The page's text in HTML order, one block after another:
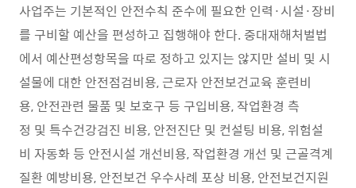
사업주는 기본적인 안전수칙 준수에 필요한 인력·시설·장비
를 구비할 예산을 편성하고 집행해야 한다. 중대재해처벌법
에서 예산편성항목을 따로 정하고 있지는 않지만 설비 및 시
설물에 대한 안전점검비용, 근로자 안전보건교육 훈련비
용, 안전관련 물품 및 보호구 등 구입비용, 작업환경 측
정 및 특수건강검진 비용, 안전진단 및 컨설팅 비용, 위험설
비 자동화 등 안전시설 개선비용, 작업환경 개선 및 근골격계
질환 예방비용, 안전보건 우수사례 포상 비용, 안전보건지원